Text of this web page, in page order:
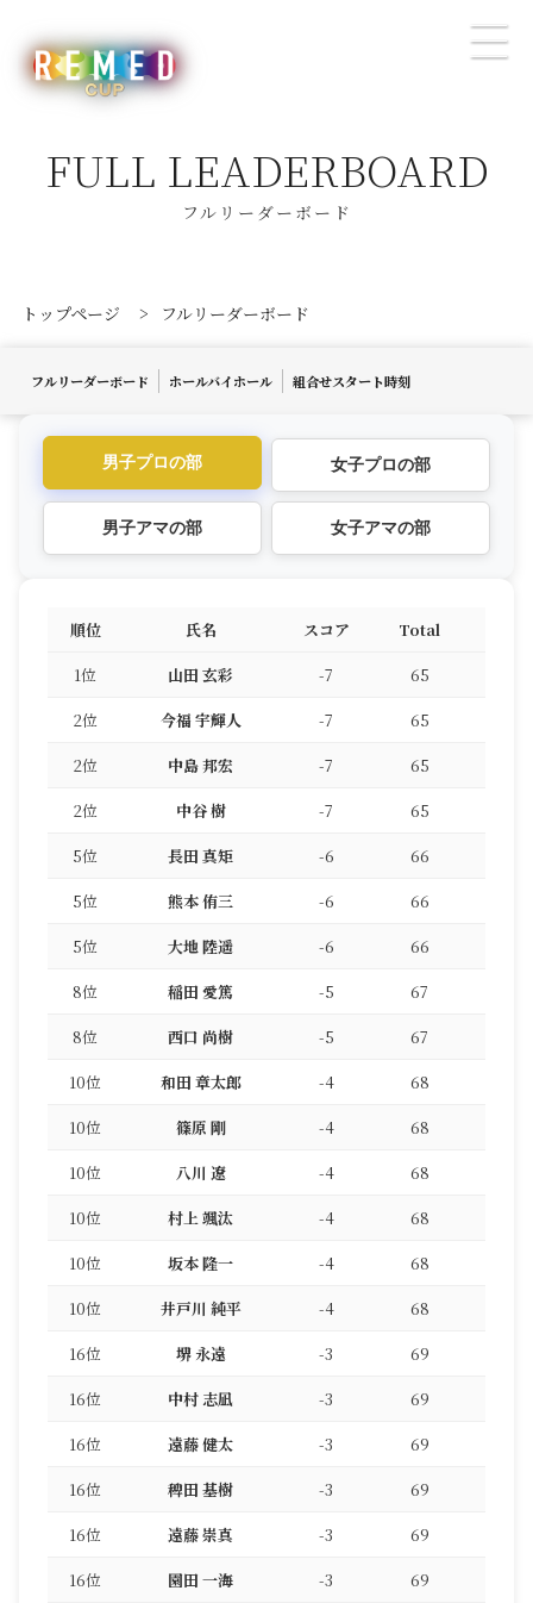
フルリーダーボード
FULL LEADERBOARD
トップページ > フルリーダーボード
フルリーダーボード ホールバイホール 組合せスタート時刻
男子プロの部 女子プロの部
男子アマの部 女子アマの部
順位 氏名 スコア
Total
1位
山田 玄彩 -7
65
2位
今福 宇輝人 -7
65
2位
中島 邦宏 -7
65
2位
中谷 樹 -7
65
5位
長田 真矩 -6
66
5位
熊本 侑三 -6
66
5位
大地 陸遥 -6
66
8位
稲田 愛篤 -5
67
8位
西口 尚樹 -5
67
10位
和田 章太郎 -4
68
10位
篠原 剛 -4
68
10位
八川 遼 -4
68
10位
村上 颯汰 -4
68
10位
坂本 隆一 -4
68
10位
井戸川 純平 -4
68
16位
堺 永遠 -3
69
16位
中村 志凪 -3
69
16位
遠藤 健太 -3
69
16位
稗田 基樹 -3
69
16位
遠藤 崇真 -3
69
16位
園田 一海 -3
69